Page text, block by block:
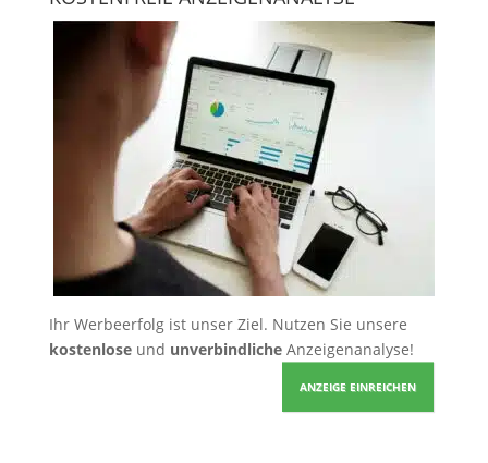
Ihr Werbeerfolg ist unser Ziel. Nutzen Sie unsere
kostenloseund unverbindlicheAnzeigenanalyse!
ANZEIGE EINREICHEN